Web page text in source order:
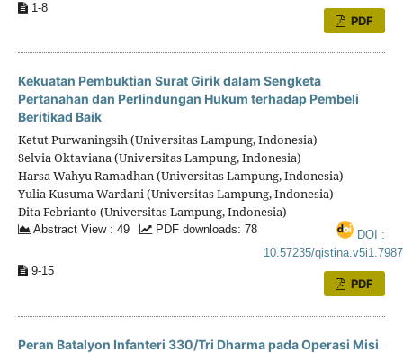
1-8
PDF
Kekuatan Pembuktian Surat Girik dalam Sengketa
Pertanahan dan Perlindungan Hukum terhadap Pembeli
Beritikad Baik
Ketut Purwaningsih (Universitas Lampung, Indonesia)
Selvia Oktaviana (Universitas Lampung, Indonesia)
Harsa Wahyu Ramadhan (Universitas Lampung, Indonesia)
Yulia Kusuma Wardani (Universitas Lampung, Indonesia)
Dita Febrianto (Universitas Lampung, Indonesia)
Abstract View : 49 PDF downloads: 78
DOI :
10.57235/qistina.v5i1.7987
9-15
PDF
Peran Batalyon Infanteri 330/Tri Dharma pada Operasi Misi